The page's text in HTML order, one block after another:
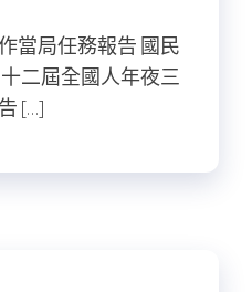
局任務報告 國民
二屆全國人年夜三
[…]